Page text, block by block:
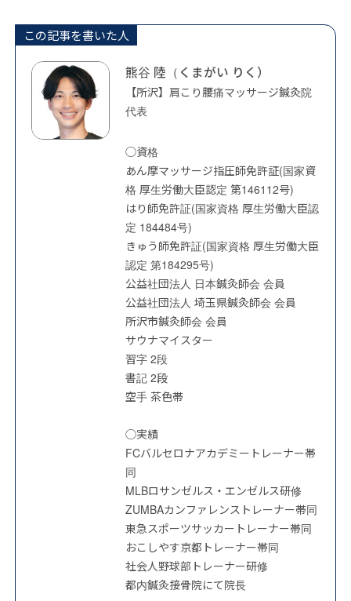
この記事を書いた人
熊谷 陸（くまがい りく）
【所沢】肩こり腰痛マッサージ鍼灸院
代表
◯資格
あん摩マッサージ指圧師免許証(国家資
格 厚生労働大臣認定 第146112号)
はり師免許証(国家資格 厚生労働大臣認
定 184484号)
きゅう師免許証(国家資格 厚生労働大臣
認定 第184295号)
公益社団法人 日本鍼灸師会 会員
公益社団法人 埼玉県鍼灸師会 会員
所沢市鍼灸師会 会員
サウナマイスター
習字 2段
書記 2段
空手 茶色帯
◯実績
FCバルセロナアカデミートレーナー帯
同
MLBロサンゼルス・エンゼルス研修
ZUMBAカンファレンストレーナー帯同
東急スポーツサッカートレーナー帯同
おこしやす京都トレーナー帯同
社会人野球部トレーナー研修
都内鍼灸接骨院にて院長